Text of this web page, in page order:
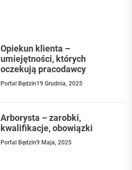
Opiekun klienta –
umiejętności, których
oczekują pracodawcy
Portal Będzin19 Grudnia, 2025
Arborysta – zarobki,
kwalifikacje, obowiązki
Portal Będzin9 Maja, 2025